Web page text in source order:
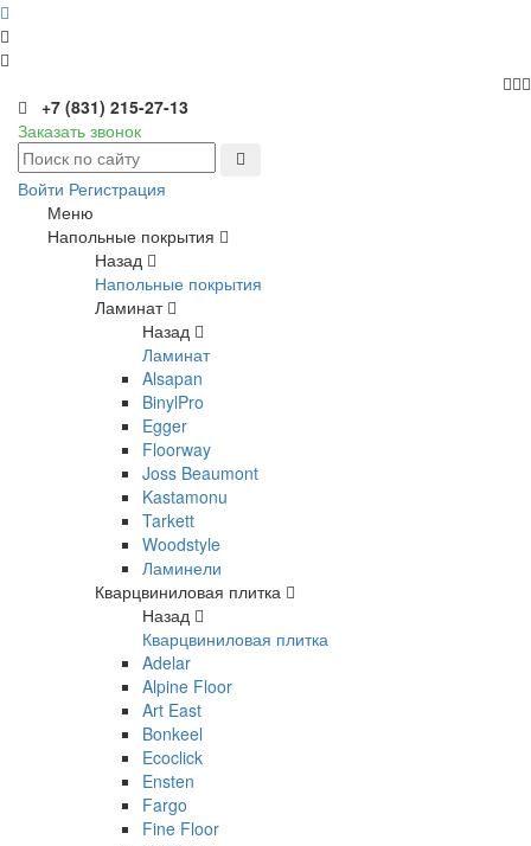
+7 (831) 215-27-13
Заказать звонок
Войти Регистрация
Меню
Напольные покрытия
Назад
Напольные покрытия
Ламинат
Назад
Ламинат
Alsapan
BinylPro
Egger
Floorway
Joss Beaumont
Kastamonu
Tarkett
Woodstyle
Ламинели
Кварцвиниловая плитка
Назад
Кварцвиниловая плитка
Adelar
Alpine Floor
Art East
Bonkeel
Ecoclick
Ensten
Fargo
Fine Floor